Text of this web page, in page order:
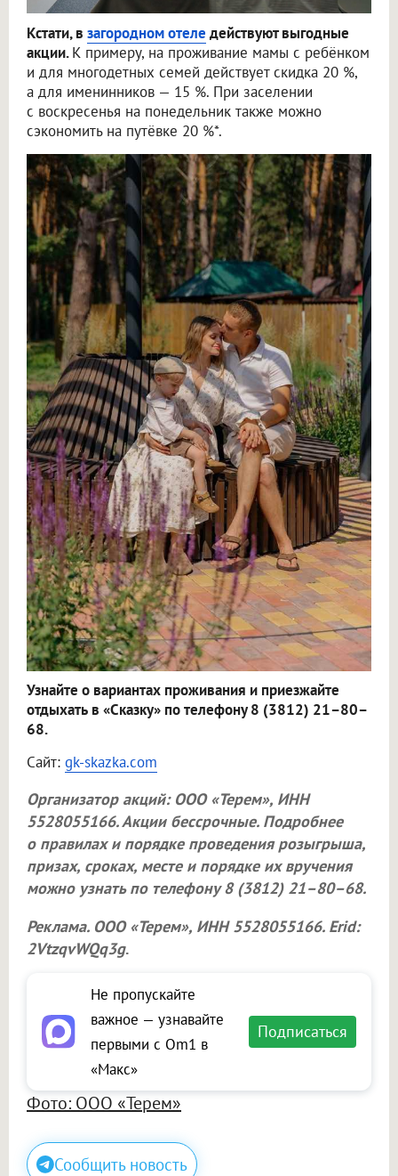
Кстати, в загородном отеле действуют выгодные
акции.К примеру, на проживание мамы с ребёнком
и для многодетных семей действует скидка 20 %,
а для именинников — 15 %. При заселении
с воскресенья на понедельник также можно
сэкономить на путёвке 20 %*.
Узнайте о вариантах проживания и приезжайте
отдыхать в «Сказку» по телефону 8 (3812) 21–80–
68.
Сайт: gk-skazka.com
Организатор акций: ООО «Терем», ИНН
5528055166. Акции бессрочные. Подробнее
о правилах и порядке проведения розыгрыша,
призах, сроках, месте и порядке их вручения
можно узнать по телефону 8 (3812) 21–80–68.
Реклама. ООО «Терем», ИНН 5528055166. Erid:
2VtzqvWQq3g.
Не пропускайте
важное — узнавайте
первыми с Om1 в
«Макс»
Подписаться
Фото: ООО «Терем»
Сообщить новость